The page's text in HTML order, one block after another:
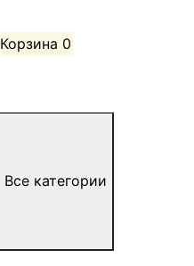
Корзина 0
Все категории